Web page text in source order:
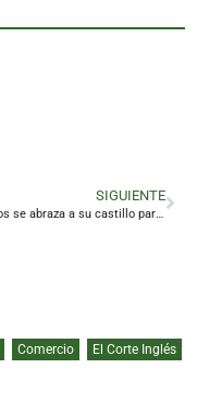
SIGUIENTE
Baños se abraza a su castillo para construir un futuro en igualdad
Comercio
El Corte Inglés